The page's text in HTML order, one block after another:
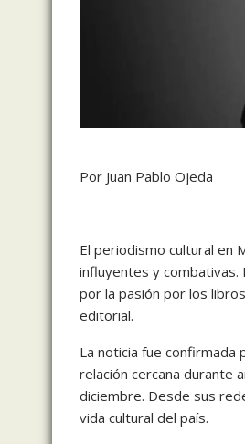
Por Juan Pablo Ojeda
El periodismo cultural en
influyentes y combativas.
por la pasión por los
editorial.
La noticia fue confirmada
relación cercana durante
diciembre. Desde sus
vida cultural del país.